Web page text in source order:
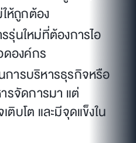
ห้ถูกต้อง
รุ่นใหม่ที่ต้องการไอ
ดองค์กร
ารบริหารธุรกิจหรือ
รจัดการมา แต่
ติบโต และมีจุดแข็งใน